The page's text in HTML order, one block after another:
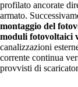
profilato ancorate
armato.
montaggio del
moduli fotovoltaici
canalizzazioni
corrente continua
provvisti di